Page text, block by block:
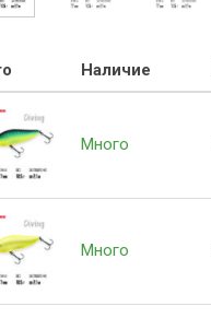
Наличие
Много
Много